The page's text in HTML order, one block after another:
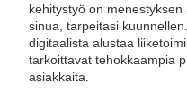
kehitystyö on
sinua, tarpeitasi
digitaalista alustaa
tarkoittavat tehokkaampia
asiakkaita.